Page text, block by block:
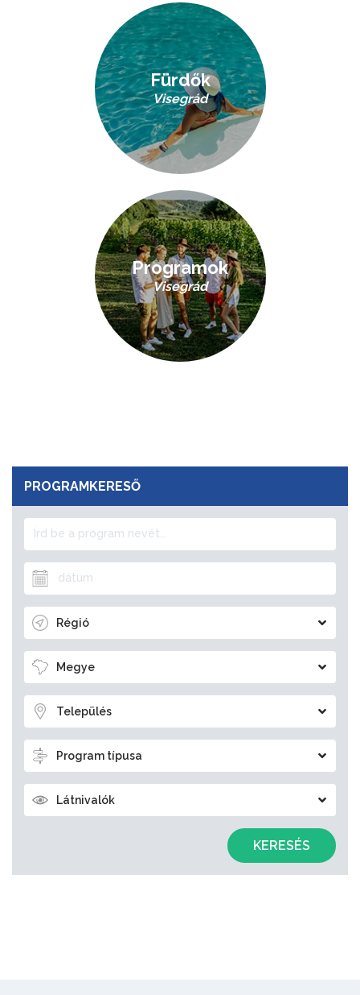
Fürdők
Visegrád
Programok
Visegrád
PROGRAMKERESŐ
Régió
Megye
Település
Program típusa
Látnivalók
KERESÉS